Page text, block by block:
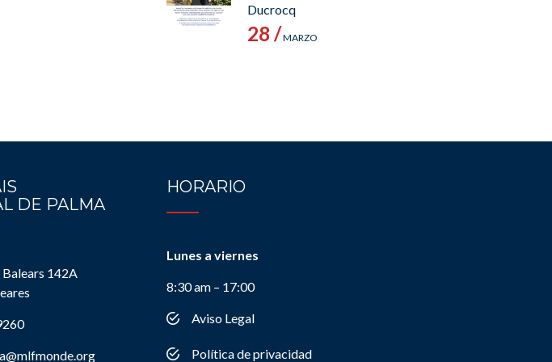
Ducrocq
28 /MARZO
DE PALMA
142A
HORARIO
Lunes a viernes
8:30 am – 17:00
Aviso Legal
Política de privacidad